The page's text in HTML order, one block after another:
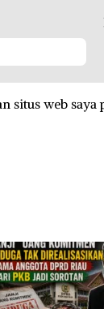
situs web